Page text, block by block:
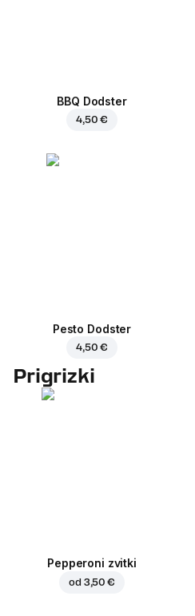
BBQ Dodster
4,50 €
Pesto Dodster
4,50 €
Prigrizki
Pepperoni zvitki
od 3,50 €